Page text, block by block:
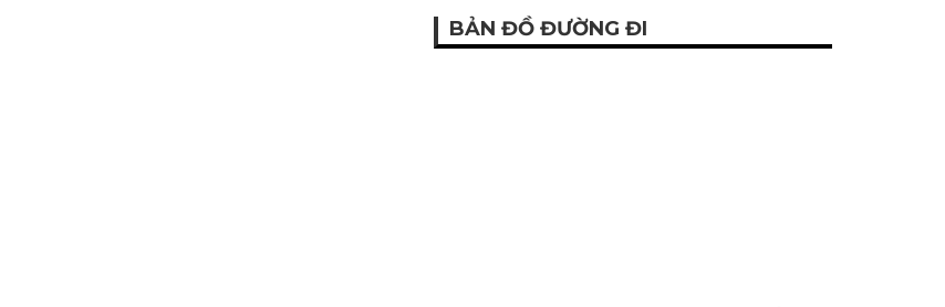
BẢN ĐỒ ĐƯỜNG ĐI